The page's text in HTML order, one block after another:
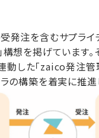
発注を含むサプラ
構想を掲げていま
動した「zaico発注
の構築を着実に推進